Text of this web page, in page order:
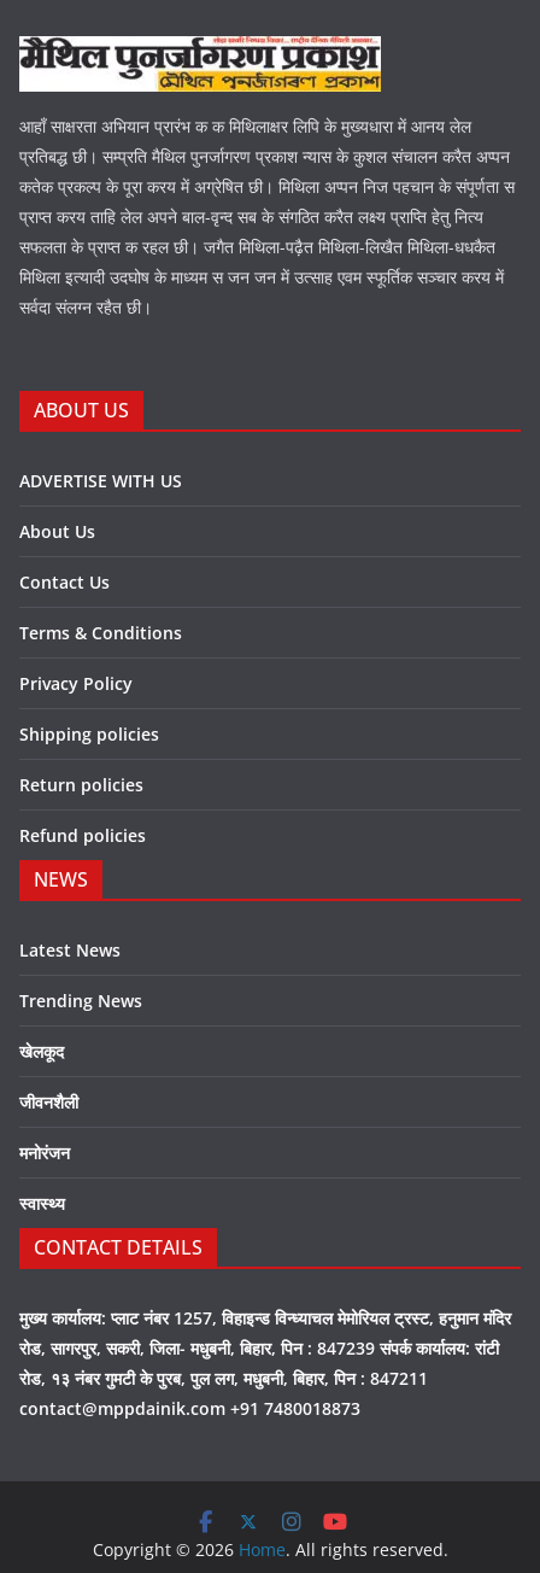
आहाँ साक्षरता अभियान प्रारंभ क क मिथिलाक्षर लिपि के मुख्यधारा में आनय लेल
प्रतिबद्ध छी। सम्प्रति मैथिल पुनर्जागरण प्रकाश न्यास के कुशल संचालन करैत अप्पन
कतेक प्रकल्प के पूरा करय में अग्रेषित छी। मिथिला अप्पन निज पहचान के संपूर्णता स
प्राप्त करय ताहि लेल अपने बाल-वृन्द सब के संगठित करैत लक्ष्य प्राप्ति हेतु नित्य
सफलता के प्राप्त क रहल छी। जगैत मिथिला-पढ़ैत मिथिला-लिखैत मिथिला-धधकैत
मिथिला इत्यादी उदघोष के माध्यम स जन जन में उत्साह एवम स्फूर्तिक सञ्चार करय में
सर्वदा संलग्न रहैत छी।
ABOUT US
ADVERTISE WITH US
About Us
Contact Us
Terms & Conditions
Privacy Policy
Shipping policies
Return policies
Refund policies
NEWS
Latest News
Trending News
खेलकूद
जीवनशैली
मनोरंजन
स्वास्थ्य
CONTACT DETAILS
मुख्य कार्यालय: प्लाट नंबर 1257, विहाइन्ड विन्ध्याचल मेमोरियल ट्रस्ट, हनुमान मंदिर
रोड, सागरपुर, सकरी, जिला- मधुबनी, बिहार, पिन : 847239 संपर्क कार्यालय: रांटी
रोड, १३ नंबर गुमटी के पुरब, पुल लग, मधुबनी, बिहार, पिन : 847211
contact@mppdainik.com +91 7480018873
Copyright © 2026 Home. All rights reserved.